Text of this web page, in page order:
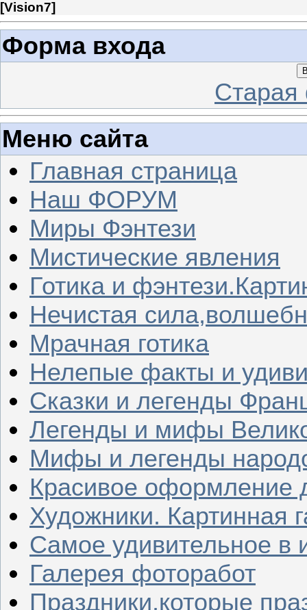
[Vision7]
Форма входа
Меню сайта
Главная страница
Наш ФОРУМ
Миры Фэнтези
Мистические явления
Готика и
Нечистая
Мрачная готика
Нелепые факты и
Сказки и легенды
Легенды и мифы
Мифы и легенды
Красивое оформление
Художники. Картинная
Самое удивительное в
Галерея фоторабот
Праздники,которые